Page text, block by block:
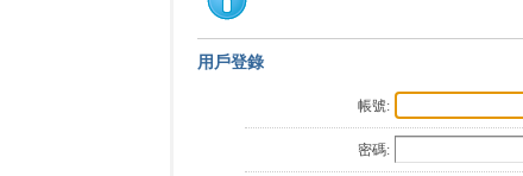
用戶登錄
帳號:
密碼: